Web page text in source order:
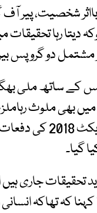
شخصیت، پیر آف
میں بھی ملوث
گیا۔
جاری ہیں
کہ تھاکہ